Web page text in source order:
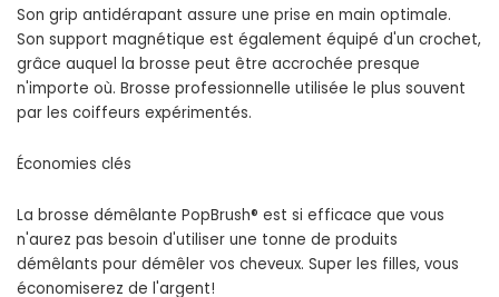
Son grip antidérapant assure une prise en main optimale.
Son support magnétique est également équipé d'un crochet,
grâce auquel la brosse peut être accrochée presque
n'importe où. Brosse professionnelle utilisée le plus souvent
par les coiffeurs expérimentés.
Économies clés
La brosse démêlante PopBrush® est si efficace que vous
n'aurez pas besoin d'utiliser une tonne de produits
démêlants pour démêler vos cheveux. Super les filles, vous
économiserez de l'argent!